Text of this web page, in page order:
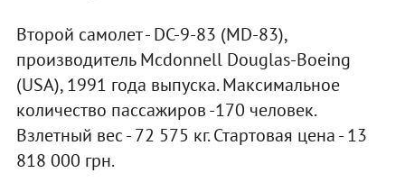
Второй самолет - DC-9-83 (MD-83),
производитель Mcdonnell Douglas-Boeing
(USA), 1991 года выпуска. Максимальное
количество пассажиров -170 человек.
Взлетный вес - 72 575 кг. Стартовая цена - 13
818 000 грн.